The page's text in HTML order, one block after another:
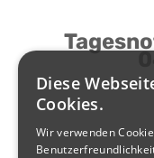
Diese
Cookies.
Wir verwenden